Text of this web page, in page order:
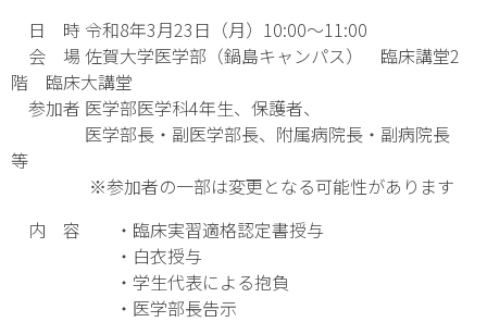
日 時 令和8年3月23日（月）10:00～11:00
会 場 佐賀大学医学部（鍋島キャンパス） 臨床講堂2
階 臨床大講堂
参加者 医学部医学科4年生、保護者、
医学部長・副医学部長、附属病院長・副病院長
等
※参加者の一部は変更となる可能性があります
内 容 ・臨床実習適格認定書授与
・白衣授与
・学生代表による抱負
・医学部長告示